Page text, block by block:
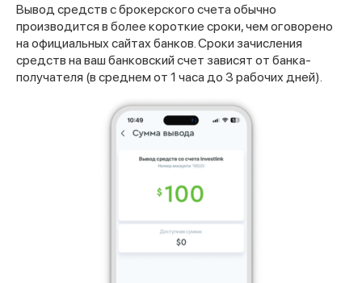
Вывод средств с брокерского счета обычно
производится в более короткие сроки, чем оговорено
на официальных сайтах банков. Сроки зачисления
средств на ваш банковский счет зависят от банка-
получателя (в среднем от 1 часа до 3 рабочих дней).